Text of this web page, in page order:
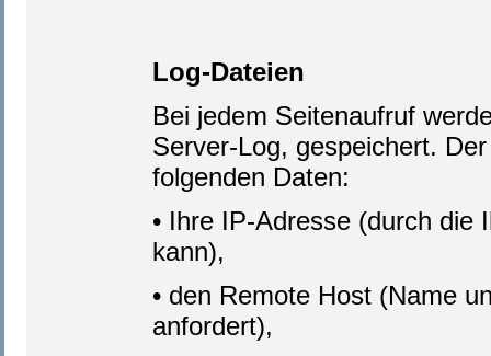
Log-Dateien
Bei jedem Seitenaufruf
Server-Log, gespeichert.
folgenden Daten:
• Ihre IP-Adresse (durch die
kann),
• den Remote Host (Name
anfordert),